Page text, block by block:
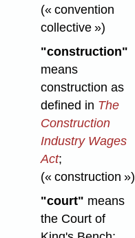
(« convention
collective »)
"construction"
means
construction as
defined in The
Construction
Industry Wages
Act;
(« construction »)
"court" means
the Court of